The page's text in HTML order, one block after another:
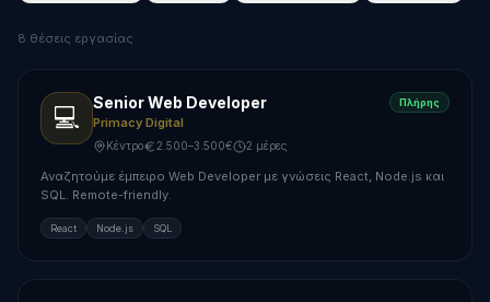
8 θέσεις εργασίας
💻 Senior Web Developer Πλήρης
Primacy Digital
Κέντρο 2.500–3.500€ 2 μέρες
Αναζητούμε έμπειρο Web Developer με γνώσεις React, Node.js και
SQL. Remote-friendly.
React Node.js SQL